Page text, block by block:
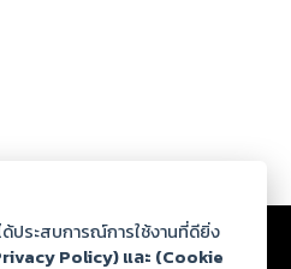
ดาวน์โหลด
ด้ประสบการณ์การใช้งานที่ดียิ่ง
Policy) และ (Cookie